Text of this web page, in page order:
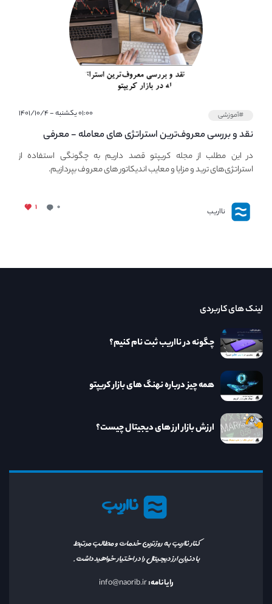
#آموزشی ۰۱:۰۰ یکشنبه - ۱۴۰۱/۱۰/۴
نقد و بررسی معروف‌ترین استراتژی های معامله - معرفی
استراتژی های مهم ترید در بازار کریپتو
در این مطلب از مجله کریپتو قصد داریم به چگونگی استفاده از
استراتژی‌های ترید و مزایا و معایب اندیکاتور های معروف بپردازیم.
نااریب ۰ ۱
نااریب
کنار نااریب به روزترین خدمات و مطالب مرتبط
با دنیای ارز دیجیتال را در اختیار خواهید داشت.
رایانامه:info@naorib.ir
لینک های کاربردی
چگونه در نااریب ثبت نام کنیم؟
همه چیز درباره نهنگ های بازار کریپتو
ارزش بازار ارز های دیجیتال چیست؟